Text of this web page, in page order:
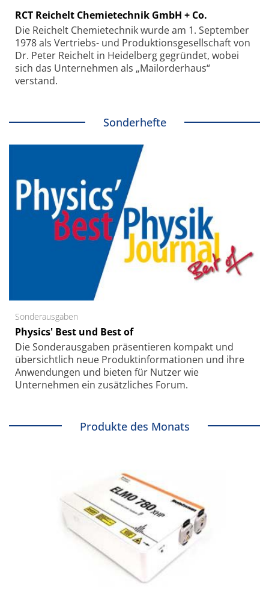
RCT Reichelt Chemietechnik GmbH + Co.
Die Reichelt Chemietechnik wurde am 1. September
1978 als Vertriebs- und Produktionsgesellschaft von
Dr. Peter Reichelt in Heidelberg gegründet, wobei
sich das Unternehmen als „Mailorderhaus“
verstand.
Sonderhefte
Sonderausgaben
Physics' Best und Best of
Die Sonder­ausgaben präsentieren kompakt und
übersichtlich neue Produkt­informationen und ihre
Anwendungen und bieten für Nutzer wie
Unternehmen ein zusätzliches Forum.
Produkte des Monats